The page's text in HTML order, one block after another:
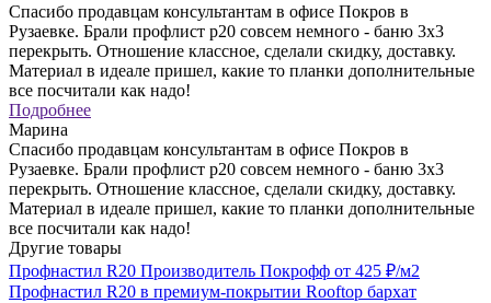
Спасибо продавцам консультантам в офисе Покров в
Рузаевке. Брали профлист р20 совсем немного - баню 3х3
перекрыть. Отношение классное, сделали скидку, доставку.
Материал в идеале пришел, какие то планки дополнительные
все посчитали как надо!
Подробнее
Марина
Спасибо продавцам консультантам в офисе Покров в
Рузаевке. Брали профлист р20 совсем немного - баню 3х3
перекрыть. Отношение классное, сделали скидку, доставку.
Материал в идеале пришел, какие то планки дополнительные
все посчитали как надо!
Другие товары
Профнастил R20 Производитель Покрофф от 425 ₽/м2
Профнастил R20 в премиум-покрытии Rooftop бархат